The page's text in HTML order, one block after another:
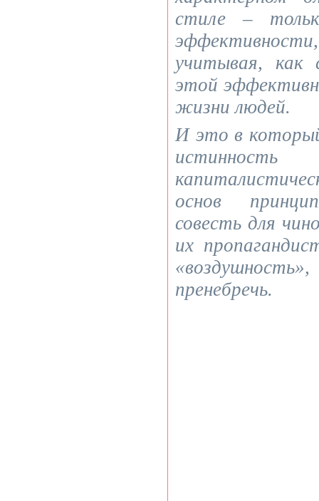
стиле –
учитывая, как
этой
жизни людей.
И это в
основ
совесть для
их
пренебречь.